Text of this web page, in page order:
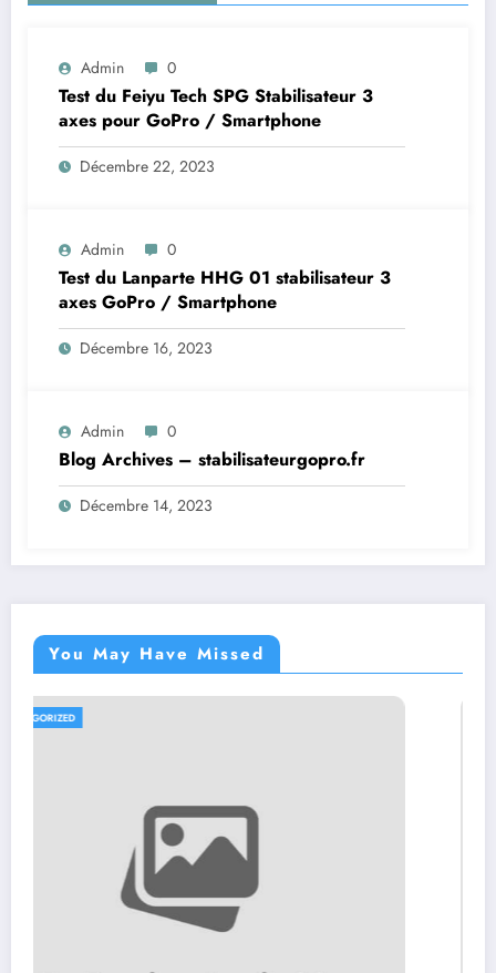
Admin 0
Test du Feiyu Tech SPG Stabilisateur 3
axes pour GoPro / Smartphone
Décembre 22, 2023
Admin 0
Test du Lanparte HHG 01 stabilisateur 3
axes GoPro / Smartphone
Décembre 16, 2023
Admin 0
Blog Archives – stabilisateurgopro.fr
Décembre 14, 2023
You May Have Missed